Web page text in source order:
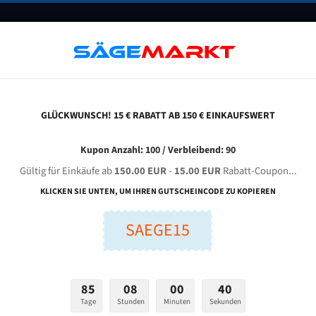
FAQ GUTSCHEINE BLOG KONTAKT
RUIXIN Machinery GZ 4232 für 4115 mm Bi-Metall
Breite (mm):
GLÜCKWUNSCH! 15 € RABATT AB 150 € EINKAUFSWERT
Kupon Anzahl: 100 / Verbleibend: 90
Gültig für Einkäufe ab150.00 EUR- 15.00 EURRabatt-Coupon...
KLICKEN SIE UNTEN, UM IHREN GUTSCHEINCODE ZU KOPIEREN
SAEGE15
85
Tage
08
Stunden
00
Minuten
39
Sekunden